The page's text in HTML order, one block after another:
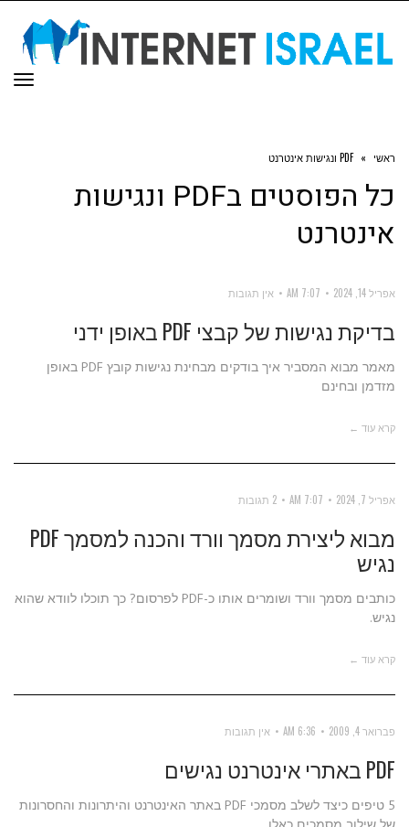
ראשי » PDF ונגישות אינטרנט
כל הפוסטים ב
PDF ונגישות
אינטרנט
אפריל 14, 2024 7:07 AM אין תגובות
בדיקת נגישות של קבצי PDF באופן ידני
מאמר מבוא המסביר איך בודקים מבחינת נגישות קובץ PDF באופן
מזדמן ובחינם
קרא עוד ←
אפריל 7, 2024 7:07 AM 2 תגובות
מבוא ליצירת מסמך וורד והכנה למסמך PDF
נגיש
כותבים מסמך וורד ושומרים אותו כ-PDF לפרסום? כך תוכלו לוודא שהוא
נגיש.
קרא עוד ←
פברואר 4, 2009 6:36 AM אין תגובות
PDF באתרי אינטרנט נגישים
5 טיפים כיצד לשלב מסמכי PDF באתר האינטרנט והיתרונות והחסרונות